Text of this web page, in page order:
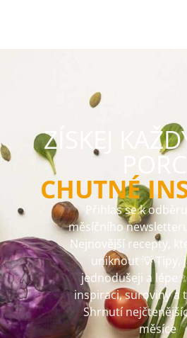
ZÍSKEJ
PORCI
CHUTNÉ
Přihlas se k
měsíčního
Nejnovější recepty,
uniknout 💡 Tipy,
jednodušeji a lépe
inspiraci, suroviny a
Shrnutí
měsíce